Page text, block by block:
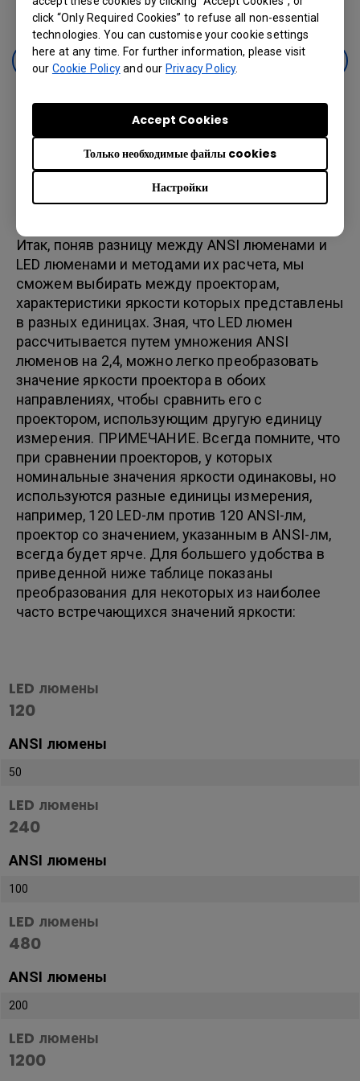
click “Only Required Cookies” to refuse all non-essential
technologies. You can customise your cookie settings
here at any time. For further information, please visit
our Cookie Policyand ourPrivacy Policy.
Настройки
Только необходимые файлы cookies
Accept Cookies
умножить его на 2,4.
Эффект Гельмгольца-Кольрауша
LED люмены = 2.4 * ANSI люмены
Сравнение и преобразование ANSI
люменов и LED люменов
Итак, поняв разницу между ANSI люменами и
LED люменами и методами их расчета, мы
сможем выбирать между проекторам,
характеристики яркости которых представлены
в разных единицах. Зная, что LED люмен
рассчитывается путем умножения ANSI
люменов на 2,4, можно легко преобразовать
значение яркости проектора в обоих
направлениях, чтобы сравнить его с
проектором, использующим другую единицу
измерения. ПРИМЕЧАНИЕ. Всегда помните, что
при сравнении проекторов, у которых
номинальные значения яркости одинаковы, но
используются разные единицы измерения,
например, 120 LED-лм против 120 ANSI-лм,
проектор со значением, указанным в ANSI-лм,
всегда будет ярче. Для большего удобства в
приведенной ниже таблице показаны
преобразования для некоторых из наиболее
часто встречающихся значений яркости:
LED люмены
120
ANSI люмены
50
LED люмены
240
ANSI люмены
100
LED люмены
480
ANSI люмены
200
LED люмены
1200